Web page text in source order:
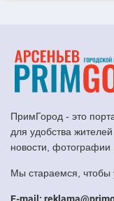
ПримГород - это
для удобства
новости,
Мы стараемся, чтобы